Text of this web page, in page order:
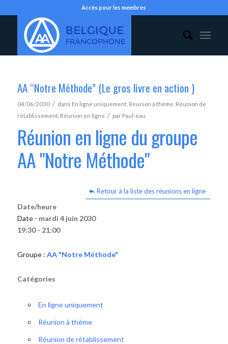
Accès pour les membres
AA “Notre Méthode” (Le gros livre en action )
04/06/2030 / dans En ligne uniquement, Réunion à thème Réunion de
rétablissement, Réunion en ligne / par Paul-eau
Réunion en ligne du groupe
AA "Notre Méthode"
Retour à la liste des réunions en ligne
Date/heure
Date - mardi 4 juin 2030
19:30 - 21:00
Groupe : AA "Notre Méthode"
Catégories
En ligne uniquement
Réunion à thème
Réunion de rétablissement